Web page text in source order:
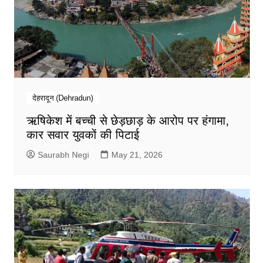
देहरादून (Dehradun)
ऋषिकेश में बच्ची से छेड़छाड़ के आरोप पर हंगामा,
कार सवार युवकों की पिटाई
Saurabh Negi May 21, 2026